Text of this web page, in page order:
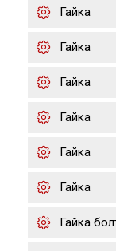
Гайка
Гайка
Гайка
Гайка
Гайка
Гайка
Гайка